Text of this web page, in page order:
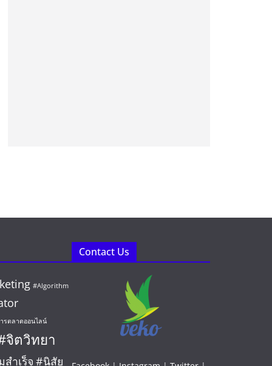
#Algorithm
รตลาดออนไลน์
จิตวิทยา
ำเร็จ #นิสัย
Contact Us